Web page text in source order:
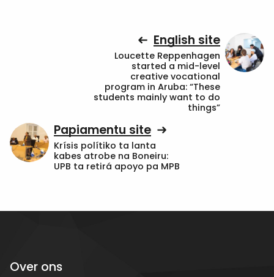
English site
Loucette Reppenhagen
started a mid-level
creative vocational
program in Aruba: “These
students mainly want to do
things”
Papiamentu site
Krísis polítiko ta lanta
kabes atrobe na Boneiru:
UPB ta retirá apoyo pa MPB
Over ons